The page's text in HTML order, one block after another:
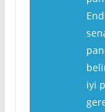
iyi